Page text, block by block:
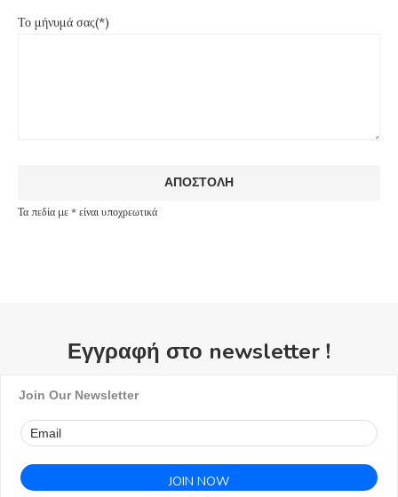
Το μήνυμά σας(*)
Τα πεδία με * είναι υποχρεωτικά
Εγγραφή στο newsletter !
Join Our Newsletter